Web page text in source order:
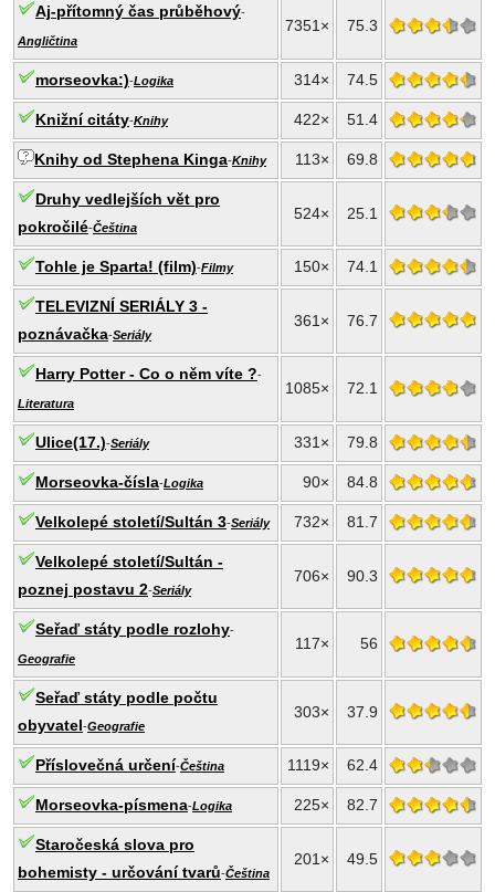
Aj-přítomný čas průběhový-
Angličtina
7351× 75.3
morseovka:)-Logika 314× 74.5
Knižní citáty-Knihy 422× 51.4
Knihy od Stephena Kinga-Knihy 113× 69.8
Druhy vedlejších vět pro
pokročilé-Čeština
524× 25.1
Tohle je Sparta! (film)-Filmy 150× 74.1
TELEVIZNÍ SERIÁLY 3 -
poznávačka-Seriály
361× 76.7
Harry Potter - Co o něm víte ?-
Literatura
1085× 72.1
Ulice(17.)-Seriály 331× 79.8
Morseovka-čísla-Logika 90× 84.8
Velkolepé století/Sultán 3-Seriály 732× 81.7
Velkolepé století/Sultán -
poznej postavu 2-Seriály
706× 90.3
Seřaď státy podle rozlohy-
Geografie
117× 56
Seřaď státy podle počtu
obyvatel-Geografie
303× 37.9
Příslovečná určení-Čeština 1119× 62.4
Morseovka-písmena-Logika 225× 82.7
Staročeská slova pro
bohemisty - určování tvarů-Čeština
201× 49.5